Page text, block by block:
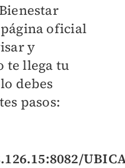
oficial
y
te llega tu
debes
pasos: